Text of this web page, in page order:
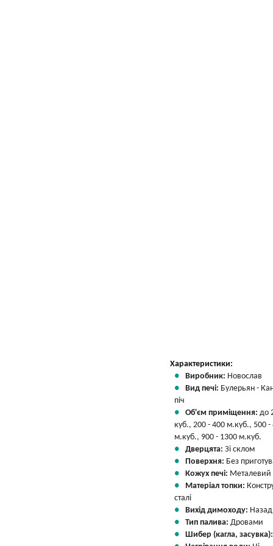
Характеристики:
Виробник: Новослав
Вид печі: Булерьян -
піч
Об'єм приміщення: до
куб., 200 - 400 м.куб., 500 -
м.куб., 900 - 1300 м.куб.
Дверцята: Зі склом
Поверхня: Без
Кожух печі: Металевий
Матеріал топки:
сталі
Вихід димоходу: Назад
Тип палива: Дровами
Шибер (кагла,